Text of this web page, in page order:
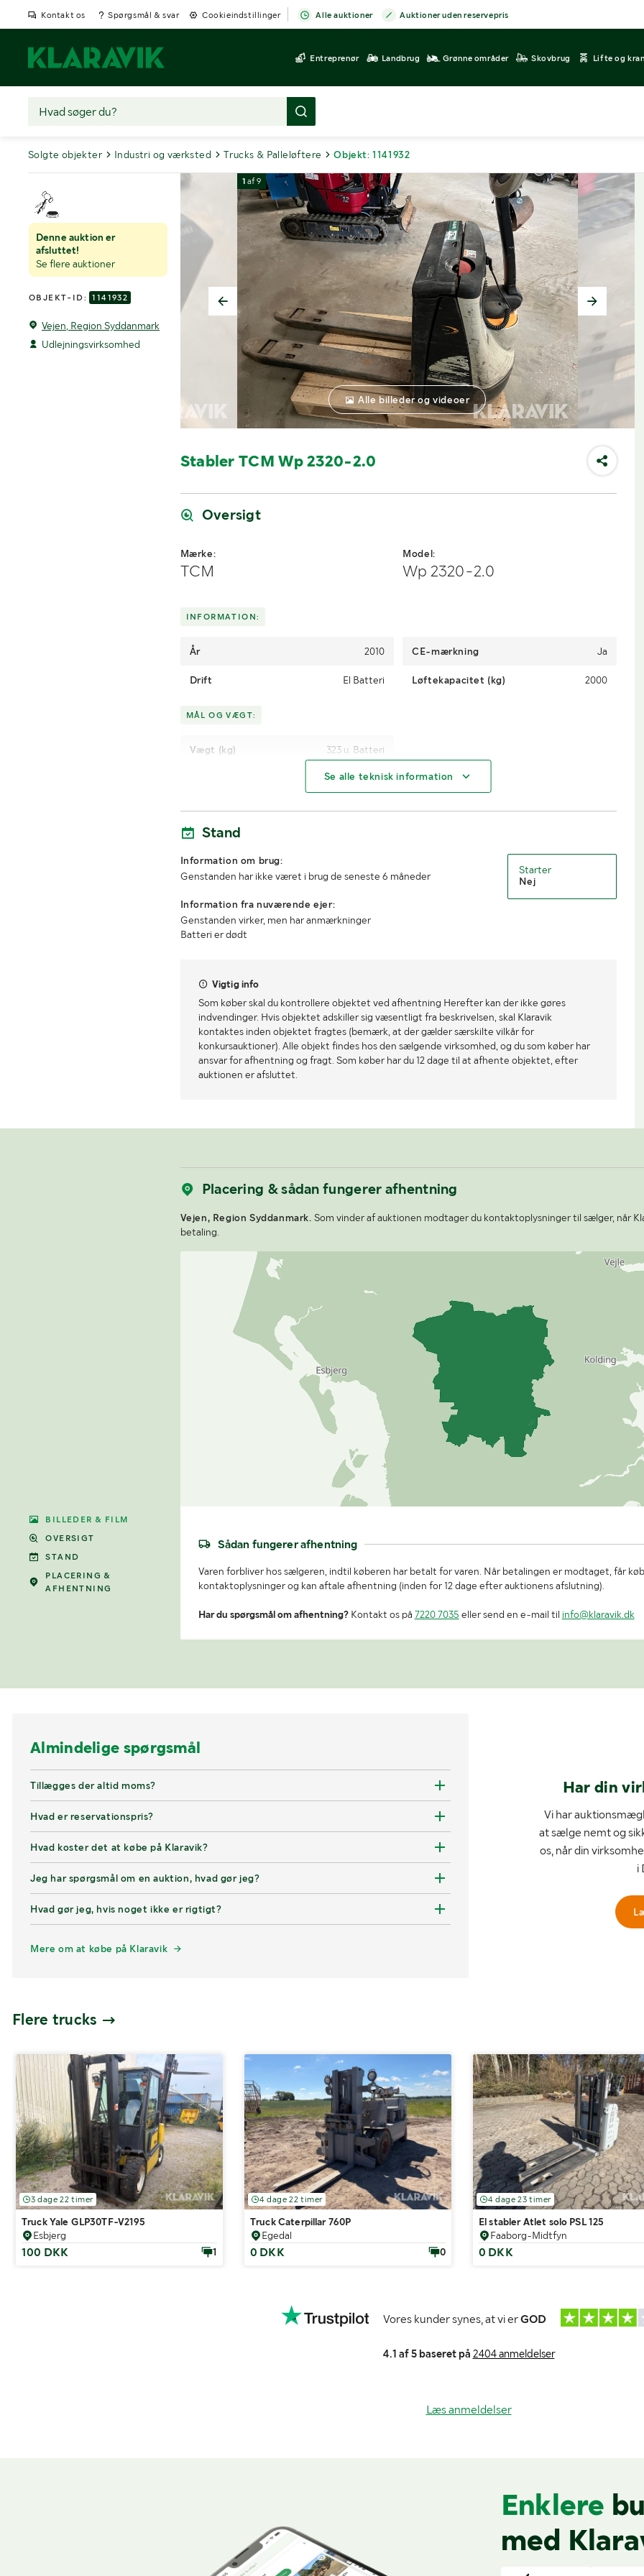
Kontakt os Spørgsmål & svar Cookieindstillinger Alle auktioner Auktioner uden reservepris
Entreprenør Landbrug Grønne områder Skovbrug Lifte og
Solgte objekter Industri og værksted Trucks & Palleløftere Objekt: 1141932
Denne auktion er
afsluttet!
Se flere auktioner
OBJEKT-ID: 1141932
Vejen, Region Syddanmark
Udlejningsvirksomhed
BILLEDER & FILM
OVERSIGT
STAND
PLACERING &
AFHENTNING
1 af9
Alle billeder og videoer
Stabler TCM Wp 2320-2.0
Oversigt
Mærke:
TCM
Model:
Wp 2320-2.0
INFORMATION:
År 2010 CE-mærkning Ja
Drift El Batteri Løftekapacitet (kg) 2000
MÅL OG VÆGT:
Vægt (kg) 323 u. Batteri
Se alle teknisk information
Stand
Information om brug:
Genstanden har ikke været i brug de seneste 6 måneder
Information fra nuværende ejer:
Genstanden virker, men har anmærkninger
Batteri er dødt
Starter
Nej
Vigtig info
Som køber skal du kontrollere objektet ved afhentning Herefter kan der ikke gøres
indvendinger. Hvis objektet adskiller sig væsentligt fra beskrivelsen, skal Klaravik
kontaktes inden objektet fragtes (bemærk, at der gælder særskilte vilkår for
konkursauktioner). Alle objekt findes hos den sælgende virksomhed, og du som køber har
ansvar for afhentning og fragt. Som køber har du 12 dage til at afhente objektet, efter
auktionen er afsluttet.
Placering & sådan fungerer afhentning
Vejen, Region Syddanmark. Som vinder af auktionen modtager du kontaktoplysninger til sælger, når
betaling.
Sådan fungerer afhentning
Varen forbliver hos sælgeren, indtil køberen har betalt for varen. Når betalingen er modtaget, får
kontaktoplysninger og kan aftale afhentning (inden for 12 dage efter auktionens afslutning).
Har du spørgsmål om afhentning?Kontakt os på 7220 7035 eller send en e-mail til info@klaravik.dk
Almindelige spørgsmål
Tillægges der altid moms?
Hvad er reservationspris?
Hvad koster det at købe på Klaravik?
Jeg har spørgsmål om en auktion, hvad gør jeg?
Hvad gør jeg, hvis noget ikke er rigtigt?
Mere om at købe på Klaravik
Har din
Vi har
at sælge nemt og
os, når din
i
Flere trucks
3 dage 22 timer
Truck Yale GLP30TF-V2195
Esbjerg
100 DKK 1
4 dage 22 timer
Truck Caterpillar 760P
Egedal
0 DKK 0
4 dage 23 timer
El stabler Atlet solo PSL 125
Faaborg-Midtfyn
0 DKK
Vores kunder synes, at vi erGOD
4.1 af 5 baseret på 2404 anmeldelser
Læs anmeldelser
Enklere
med